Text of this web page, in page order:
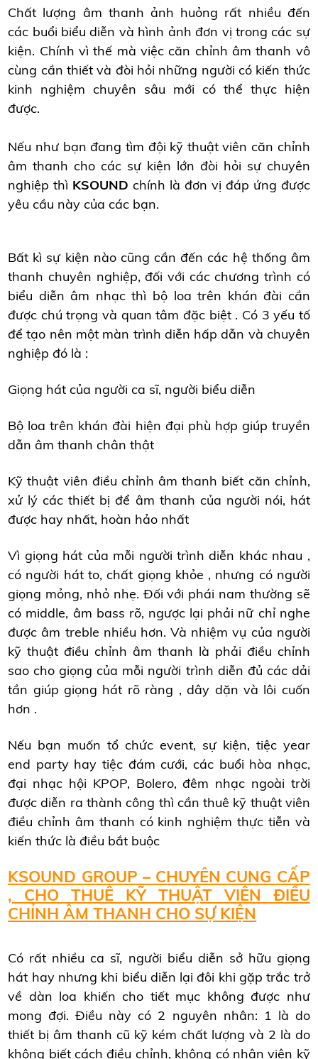
Chất lượng âm thanh ảnh huỏng rất nhiều đến
các buổi biểu diễn và hình ảnh đơn vị trong các sự
kiện. Chính vì thế mà việc căn chỉnh âm thanh vô
cùng cần thiết và đòi hỏi những người có kiến thức
kinh nghiệm chuyên sâu mới có thể thực hiện
được.
Nếu như bạn đang tìm đội kỹ thuật viên căn chỉnh
âm thanh cho các sự kiện lớn đòi hỏi sự chuyên
nghiệp thì KSOUND chính là đơn vị đáp ứng được
yêu cầu này của các bạn.
Bất kì sự kiện nào cũng cần đến các hệ thống âm
thanh chuyên nghiệp, đối với các chương trình có
biểu diễn âm nhạc thì bộ loa trên khán đài cần
được chú trọng và quan tâm đặc biệt . Có 3 yếu tố
để tạo nên một màn trình diễn hấp dẫn và chuyên
nghiệp đó là :
Giọng hát của người ca sĩ, người biểu diễn
Bộ loa trên khán đài hiện đại phù hợp giúp truyền
dẫn âm thanh chân thật
Kỹ thuật viên điều chỉnh âm thanh biết căn chỉnh,
xử lý các thiết bị để âm thanh của người nói, hát
được hay nhất, hoàn hảo nhất
Vì giọng hát của mỗi người trình diễn khác nhau ,
có người hát to, chất giọng khỏe , nhưng có người
giọng mỏng, nhỏ nhẹ. Đối với phái nam thường sẽ
có middle, âm bass rõ, ngược lại phải nữ chỉ nghe
được âm treble nhiều hơn. Và nhiệm vụ của người
kỹ thuật điều chỉnh âm thanh là phải điều chỉnh
sao cho giọng của mỗi người trình diễn đủ các dải
tần giúp giọng hát rõ ràng , dây dặn và lôi cuốn
hơn .
Nếu bạn muốn tổ chức event, sự kiện, tiệc year
end party hay tiệc đám cưới, các buổi hòa nhạc,
đại nhạc hội KPOP, Bolero, đêm nhạc ngoài trời
được diễn ra thành công thì cần thuê kỹ thuật viên
điều chỉnh âm thanh có kinh nghiệm thực tiễn và
kiến thức là điều bắt buộc
KSOUND GROUP – CHUYÊN CUNG CẤP
, CHO THUÊ KỸ THUẬT VIÊN ĐIỀU
CHỈNH ÂM THANH CHO SỰ KIỆN
Có rất nhiều ca sĩ, người biểu diễn sở hữu giọng
hát hay nhưng khi biểu diễn lại đôi khi gặp trắc trở
về dàn loa khiến cho tiết mục không được như
mong đợi. Điều này có 2 nguyên nhân: 1 là do
thiết bị âm thanh cũ kỹ kém chất lượng và 2 là do
không biết cách điều chỉnh, không có nhân viên kỹ